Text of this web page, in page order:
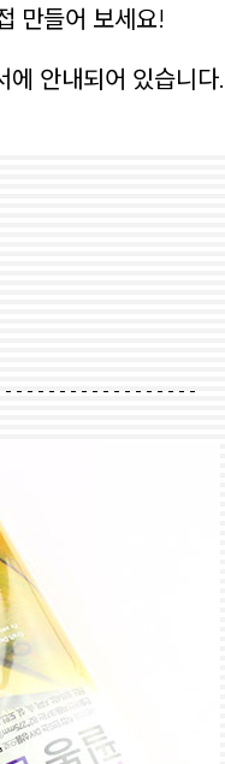
만들어 보세요!
에 안내되어 있습니다.